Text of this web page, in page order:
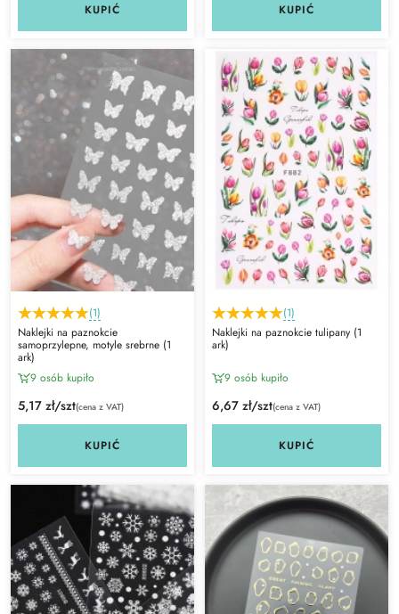
KUPIĆ KUPIĆ
(1)
Naklejki na paznokcie
samoprzylepne, motyle srebrne (1
ark)
9 osób kupiło
5,17 zł/szt(cena z VAT)
KUPIĆ
(1)
Naklejki na paznokcie tulipany (1
ark)
9 osób kupiło
6,67 zł/szt(cena z VAT)
KUPIĆ